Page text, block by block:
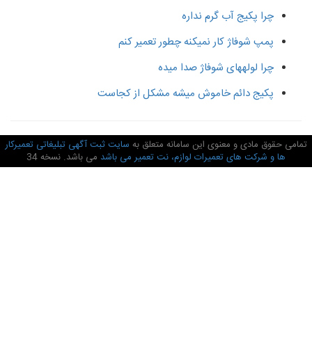
چرا پکیج آب گرم نداره
پمپ شوفاژ کار نمیکنه چطور تعمیر کنم
چرا لولههای شوفاژ صدا میده
پکیج دائم خاموش میشه مشکل از کجاست
حقوق مادی و معنوی این سامانه متعلق به سایت ثبت آگهی تبلیغاتی تعمیرکار
ها و شرکت های تعمیرات لوازم، نت تعمیر می باشدمی باشد. نسخه 34